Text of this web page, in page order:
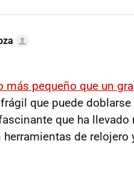
más pequeño que un
que puede
que ha
de relojero